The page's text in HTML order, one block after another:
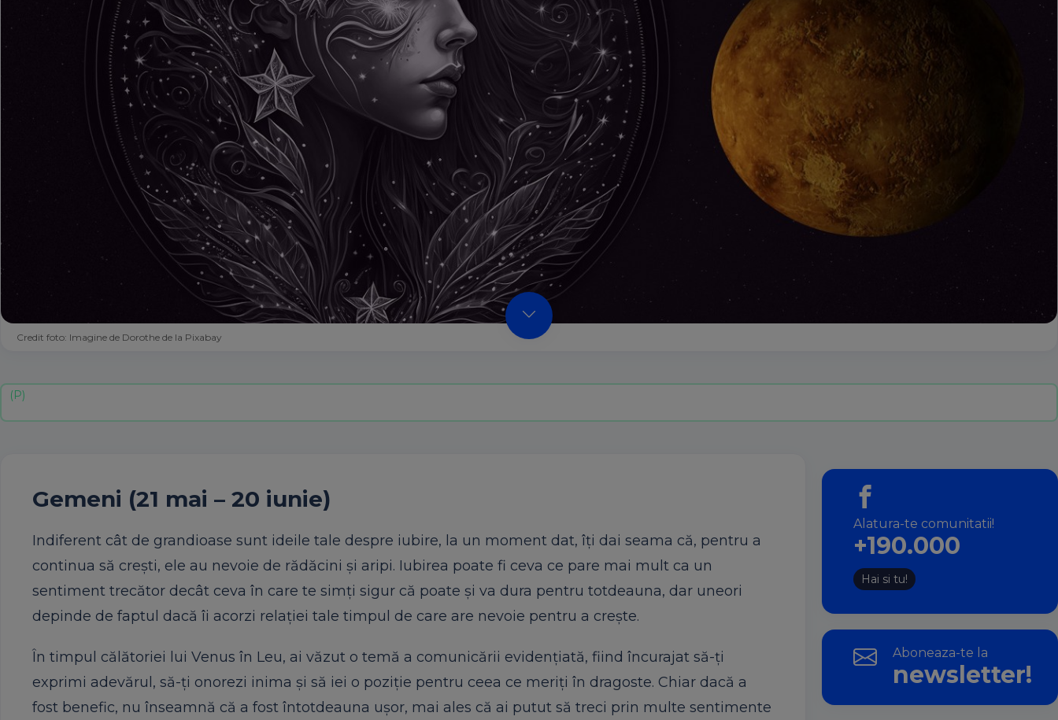
Credit foto: Imagine de Dorothe de la Pixabay
Gemeni (21 mai – 20 iunie)
Indiferent cât de grandioase sunt ideile tale despre iubire, la un moment dat, îți dai seama că, pentru a
continua să crești, ele au nevoie de rădăcini și aripi. Iubirea poate fi ceva ce pare mai mult ca un
sentiment trecător decât ceva în care te simți sigur că poate și va dura pentru totdeauna, dar uneori
depinde de faptul dacă îi acorzi relației tale timpul de care are nevoie pentru a crește.
În timpul călătoriei lui Venus în Leu, ai văzut o temă a comunicării evidențiată, fiind încurajat să-ți
exprimi adevărul, să-ți onorezi inima și să iei o poziție pentru ceea ce meriți în dragoste. Chiar dacă a
fost benefic, nu înseamnă că a fost întotdeauna ușor, mai ales că ai putut să treci prin multe sentimente
Alatura-te comunitatii!
+190.000
Hai si tu!
Aboneaza-te la
newsletter!